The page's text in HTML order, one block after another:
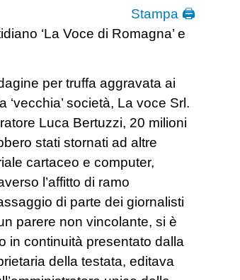
Stampa 🖨
‘La Voce di Romagna’ e
per truffa aggravata ai
società, La voce Srl.
Luca Bertuzzi, 20 milioni
stati stornati ad altre
cartaceo e computer,
l’affitto di ramo
di parte dei giornalisti
parere non vincolante, si è
in continuità presentato dalla
della testata, editava